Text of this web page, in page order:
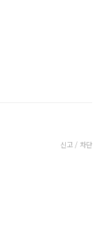
신고 / 차단